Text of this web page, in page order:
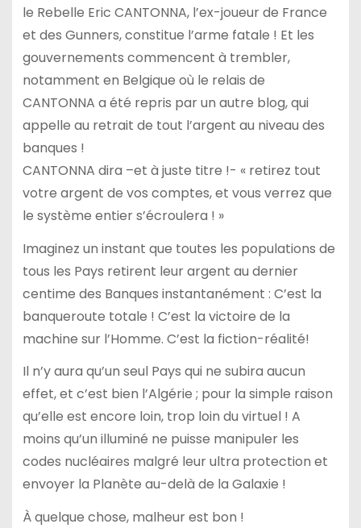
le Rebelle Eric CANTONNA, l’ex-joueur de France
et des Gunners, constitue l’arme fatale ! Et les
gouvernements commencent à trembler,
notamment en Belgique où le relais de
CANTONNA a été repris par un autre blog, qui
appelle au retrait de tout l’argent au niveau des
banques !
CANTONNA dira –et à juste titre !- « retirez tout
votre argent de vos comptes, et vous verrez que
le système entier s’écroulera ! »
Imaginez un instant que toutes les populations de
tous les Pays retirent leur argent au dernier
centime des Banques instantanément : C’est la
banqueroute totale ! C’est la victoire de la
machine sur l’Homme. C’est la fiction-réalité!
Il n’y aura qu’un seul Pays qui ne subira aucun
effet, et c’est bien l’Algérie ; pour la simple raison
qu’elle est encore loin, trop loin du virtuel ! A
moins qu’un illuminé ne puisse manipuler les
codes nucléaires malgré leur ultra protection et
envoyer la Planète au-delà de la Galaxie !
À quelque chose, malheur est bon !